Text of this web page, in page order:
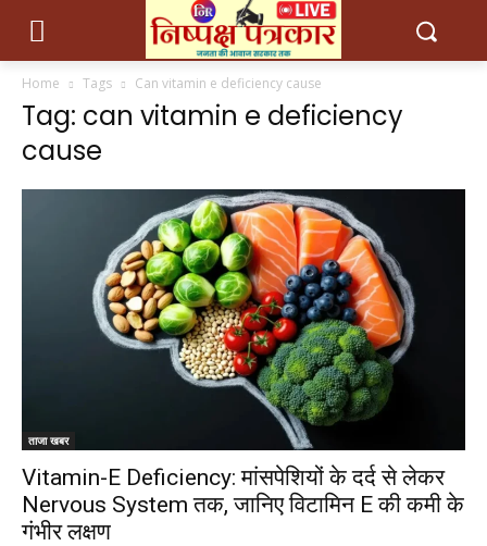
Home Tags Can vitamin e deficiency cause
Tag: can vitamin e deficiency
cause
ताजा खबर
Vitamin-E Deficiency: मांसपेशियों के दर्द से लेकर
Nervous System तक, जानिए विटामिन E की कमी के
गंभीर लक्षण